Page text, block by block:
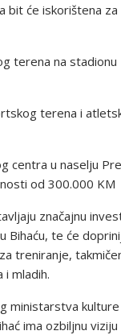
bit će iskorištena za
terena na
terena i
centra u naselju
od 300.000 KM
značajnu
Bihaću, te će
treniranje,
mladih.
ministarstva
ima ozbiljnu